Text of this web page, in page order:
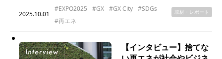
2025.10.01
#EXPO2025 #GX #GX City
#SDGs
#再エネ
取材・レポート
【インタビュー】捨てな